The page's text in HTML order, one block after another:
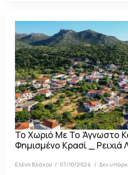
Το Χωριό Με Το Άγνωστο
Φημισμένο Κρασί _ Ρειχιά
Ελένη Βλάχου 07/10/2024 Δεν